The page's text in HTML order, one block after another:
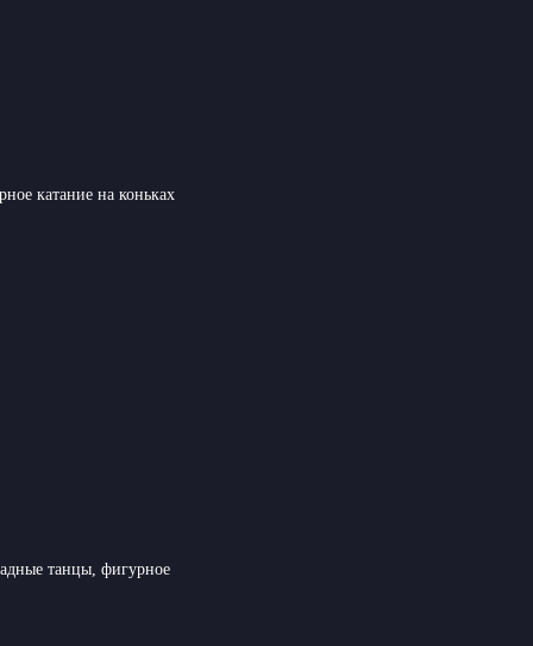
катание на коньках
танцы, фигурное